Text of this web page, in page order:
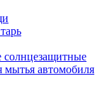
автомобиля